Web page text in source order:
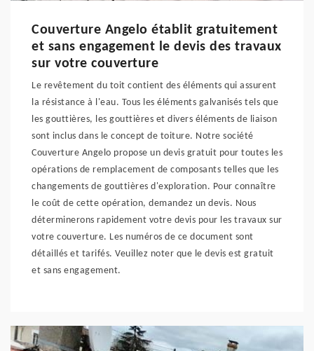
Couverture Angelo établit gratuitement
et sans engagement le devis des travaux
sur votre couverture
Le revêtement du toit contient des éléments qui assurent
la résistance à l'eau. Tous les éléments galvanisés tels que
les gouttières, les gouttières et divers éléments de liaison
sont inclus dans le concept de toiture. Notre société
Couverture Angelo propose un devis gratuit pour toutes les
opérations de remplacement de composants telles que les
changements de gouttières d'exploration. Pour connaître
le coût de cette opération, demandez un devis. Nous
déterminerons rapidement votre devis pour les travaux sur
votre couverture. Les numéros de ce document sont
détaillés et tarifés. Veuillez noter que le devis est gratuit
et sans engagement.